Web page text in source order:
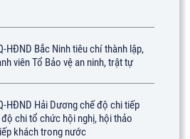
HĐND Bắc Ninh tiêu chí thành lập,
viên Tổ Bảo vệ an ninh, trật tự
HĐND Hải Dương chế độ chi tiếp
chi tổ chức hội nghị, hội thảo
khách trong nước